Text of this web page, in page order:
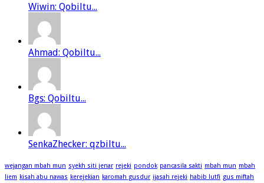
Wiwin: Qobiltu...
Ahmad: Qobiltu...
Bgs: Qobiltu...
SenkaZhecker: qzbiltu...
wejangan mbah mun syekh siti jenar rejeki pondok pancasila sakti mbah mun mbah
liem kisah abu nawas kerejekian karomah gusdur ijasah rejeki habib lutfi gus miftah